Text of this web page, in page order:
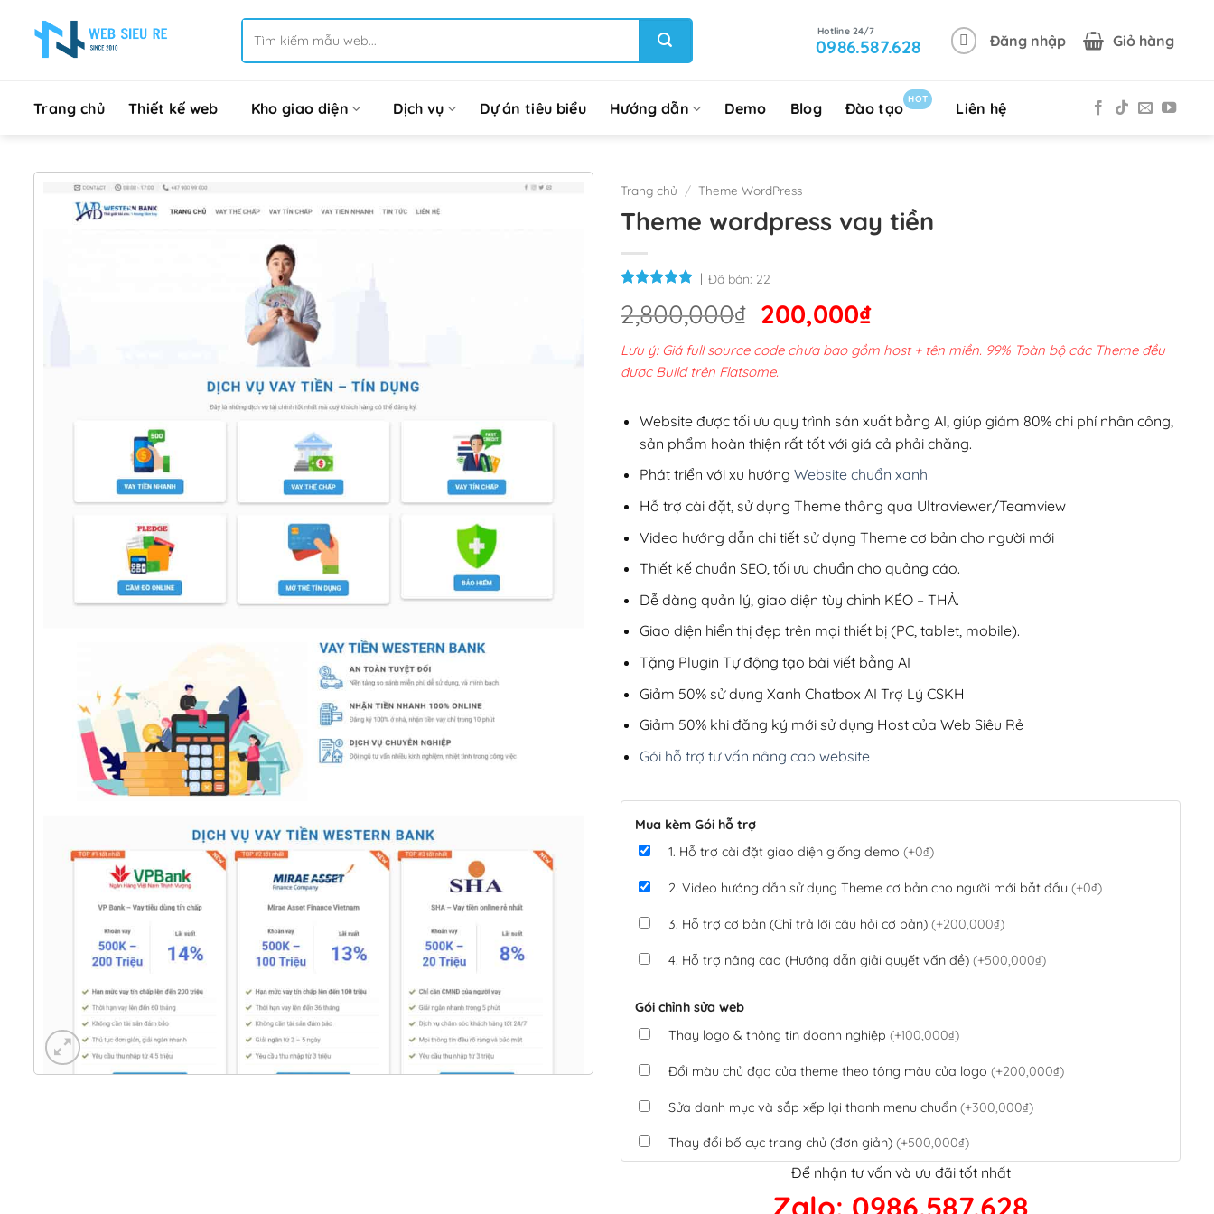
kiếm:
0986.587.628 Đăng nhập Giỏ hàng
Trang chủ Thiết kế web Kho giao diện Dịch vụ Dự án tiêu biểu Hướng dẫn Demo Blog Đào tạo
HOT
Liên hệ
Trang chủ / Theme WordPress
Theme wordpress vay tiền
Đã bán: 22
2,800,000₫ Giá
gốc
là:
200,000₫Giá
hiện
tại
200,000₫.
Lưu ý: Giá full source code chưa bao gồm host + tên miền. 99% Toàn bộ các Theme đều
được Build trên Flatsome.
Website được tối ưu quy trình sản xuất bằng AI, giúp giảm 80% chi phí nhân công,
sản phẩm hoàn thiện rất tốt với giá cả phải chăng.
Phát triển với xu hướng Website chuẩn xanh
Hỗ trợ cài đặt, sử dụng Theme thông qua Ultraviewer/Teamview
Video hướng dẫn chi tiết sử dụng Theme cơ bản cho người mới
Thiết kế chuẩn SEO, tối ưu chuẩn cho quảng cáo.
Dễ dàng quản lý, giao diện tùy chỉnh KÉO – THẢ.
Giao diện hiển thị đẹp trên mọi thiết bị (PC, tablet, mobile).
Tặng Plugin Tự động tạo bài viết bằng AI
Giảm 50% sử dụng Xanh Chatbox AI Trợ Lý CSKH
Giảm 50% khi đăng ký mới sử dụng Host của Web Siêu Rẻ
Gói hỗ trợ tư vấn nâng cao website
Mua kèm Gói hỗ trợ
1. Hỗ trợ cài đặt giao diện giống demo (+0₫)
2. Video hướng dẫn sử dụng Theme cơ bản cho người mới bắt đầu (+0₫)
3. Hỗ trợ cơ bản (Chỉ trả lời câu hỏi cơ bản) (+200,000₫)
4. Hỗ trợ nâng cao (Hướng dẫn giải quyết vấn đề) (+500,000₫)
Gói chỉnh sửa web
Thay logo & thông tin doanh nghiệp (+100,000₫)
Đổi màu chủ đạo của theme theo tông màu của logo (+200,000₫)
Sửa danh mục và sắp xếp lại thanh menu chuẩn (+300,000₫)
Thay đổi bố cục trang chủ (đơn giản) (+500,000₫)
Tích hợp thanh toán QR Code ngân hàng(+100,000₫)
Để nhận tư vấn và ưu đãi tốt nhất
Zalo: 0986.587.628